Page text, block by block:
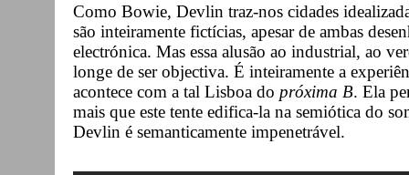
Como Bowie, Devlin traz-nos cidades
são inteiramente fictícias, apesar de ambas
electrónica. Mas essa alusão ao industrial, ao
longe de ser objectiva. É inteiramente a
acontece com a tal Lisboa do próxima B. Ela
mais que este tente edifica-la na semiótica do
Devlin é semanticamente impenetrável.